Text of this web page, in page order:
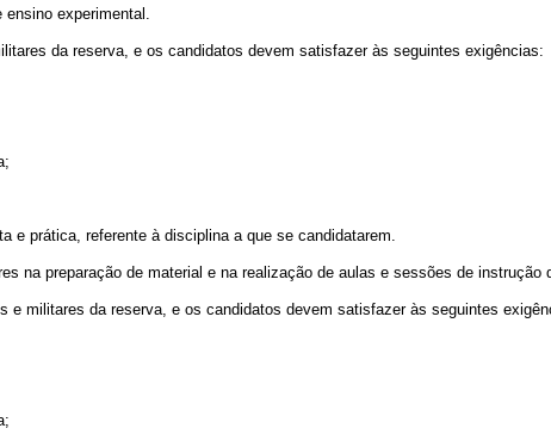
experimental.
da reserva, e os candidatos devem satisfazer às seguintes exigências:
e prática, referente à disciplina a que se candidatarem.
na preparação de material e na realização de aulas e sessões de instrução
e militares da reserva, e os candidatos devem satisfazer às seguintes